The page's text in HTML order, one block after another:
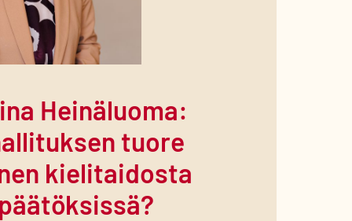
Heinäluoma:
tuore
kielitaidosta